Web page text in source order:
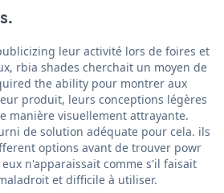
leur activité lors de foires et
rbia shades cherchait un moyen de
the ability pour montrer aux
produit, leurs conceptions légères
manière visuellement attrayante.
de solution adéquate pour cela. ils
options avant de trouver powr
n'apparaissait comme s'il faisait
et difficile à utiliser.